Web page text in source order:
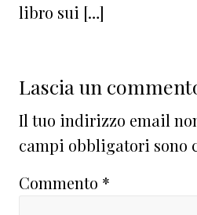
libro sui […]
Lascia un
Il tuo indirizzo email
campi obbligatori sono
Commento *